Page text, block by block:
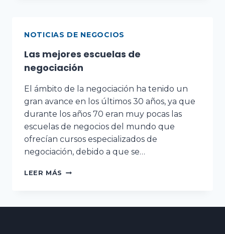
NOTICIAS DE NEGOCIOS
Las mejores escuelas de
negociación
El ámbito de la negociación ha tenido un
gran avance en los últimos 30 años, ya que
durante los años 70 eran muy pocas las
escuelas de negocios del mundo que
ofrecían cursos especializados de
negociación, debido a que se…
LEER MÁS